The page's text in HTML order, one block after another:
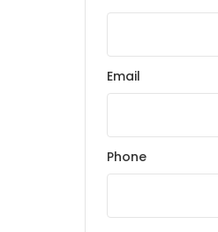
Email
Phone